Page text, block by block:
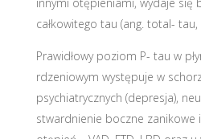
całkowitego tau (ang. total-
Prawidłowy poziom P- tau w
rdzeniowym występuje w
psychiatrycznych (depresja),
stwardnienie boczne zanikowe